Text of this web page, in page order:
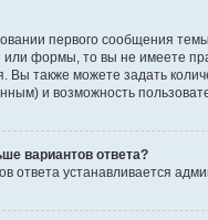
первого сообщения
или формы, то вы не имеете
Вы также можете задать
и возможность
вариантов ответа?
ответа устанавливается